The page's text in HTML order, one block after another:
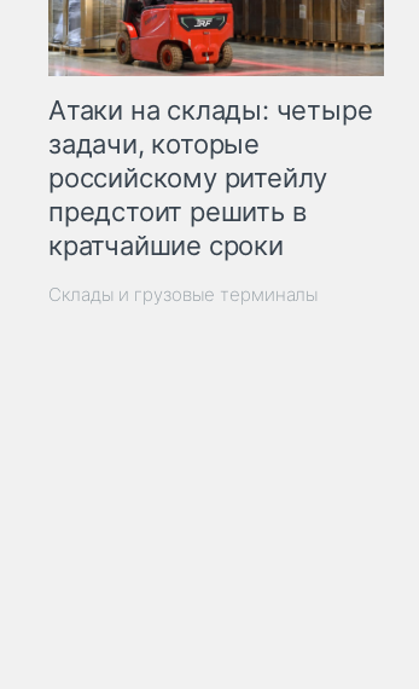
Атаки на склады: четыре
задачи, которые
российскому ритейлу
предстоит решить в
кратчайшие сроки
Склады и грузовые терминалы